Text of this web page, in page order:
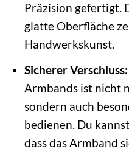
Präzision gefertigt.
glatte Oberfläche
Handwerkskunst.
Sicherer Verschluss:
Armbands ist nicht
sondern auch
bedienen. Du
dass das Armband